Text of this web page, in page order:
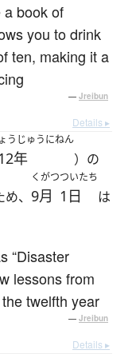
a book of
you to drink
ten, making it a
— Jreibun
Details ▸
うじゅうにねん
年 ）の
め、
くがつ
9月
ついたち
1日 は
“Disaster
lessons from
twelfth year
— Jreibun
Details ▸